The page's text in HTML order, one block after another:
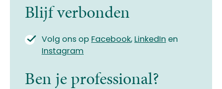
Blijf verbonden
Volg ons op Facebook, LinkedIn en
Instagram
Ben je professional?